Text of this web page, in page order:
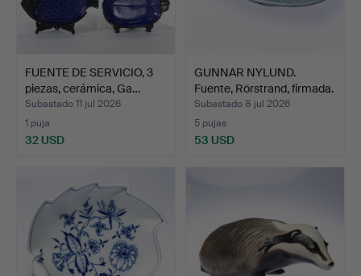
FUENTE DE SERVICIO, 3
piezas, cerámica, Ga…
Subastado 11 jul 2026
1 puja
32 USD
GUNNAR NYLUND.
Fuente, Rörstrand, firmada.
Subastado 8 jul 2026
5 pujas
53 USD